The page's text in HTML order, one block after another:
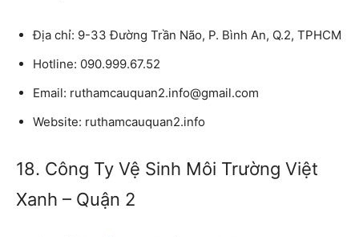
Địa chỉ: 9-33 Đường Trần Não, P. Bình An, Q.2, TPHCM
Hotline: 090.999.67.52
Email: ruthamcauquan2.info@gmail.com
Website: ruthamcauquan2.info
18. Công Ty Vệ Sinh Môi Trường Việt
Xanh – Quận 2